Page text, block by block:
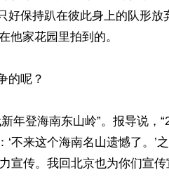
好保持趴在彼此身上的队形放
他家花园里拍到的。
的呢？
年登海南东山岭”。报导说，
不来这个海南名山遗憾了。’
宣传。我回北京也为你们宣传